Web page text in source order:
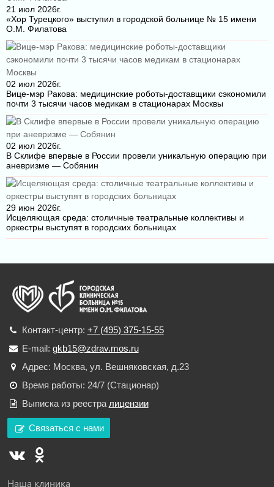
21 июл 2026г.
«Хор Турецкого» выступил в городской больнице № 15 имени
О.М. Филатова
02 июл 2026г.
Вице-мэр Ракова: медицинские роботы-доставщики сэкономили
почти 3 тысячи часов медикам в стационарах Москвы
02 июл 2026г.
В Склифе впервые в России провели уникальную операцию при
аневризме — Собянин
29 июн 2026г.
Исцеляющая среда: столичные театральные коллективы и
оркестры выступят в городских больницах
Контакт-центр: +7 (495) 375-15-55
E-mail: gkb15@zdrav.mos.ru
Адрес: Москва, ул. Вешняковская, д.23
Время работы: 24/7 (Стационар)
Выписка из реестра лицензии
Связаться с нами
Наша клиника